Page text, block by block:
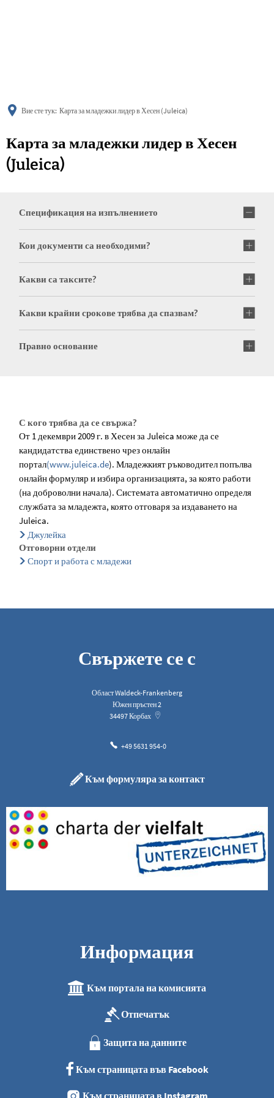
Вие сте тук: Карта за младежки лидер в Хесен (Juleica)
Карта за младежки лидер в Хесен
(Juleica)
Спецификация на изпълнението
Кои документи са необходими?
Какви са таксите?
Какви крайни срокове трябва да спазвам?
Правно основание
С кого трябва да се свържа?
От 1 декември 2009 г. в Хесен за Juleica може да се
кандидатства единствено чрез онлайн
портал(www.juleica.de). Младежкият ръководител попълва
онлайн формуляр и избира организацията, за която работи
(на доброволни начала). Системата автоматично определя
службата за младежта, която отговаря за издаването на
Juleica.
Джулейка
Отговорни отдели
Спорт и работа с младежи
Свържете се с
Област Waldeck-Frankenberg
Южен пръстен 2
34497Корбах
+49 5631 954-0
Към формуляра за контакт
Информация
Към портала на комисията
Отпечатък
Защита на данните
Към страницата във Facebook